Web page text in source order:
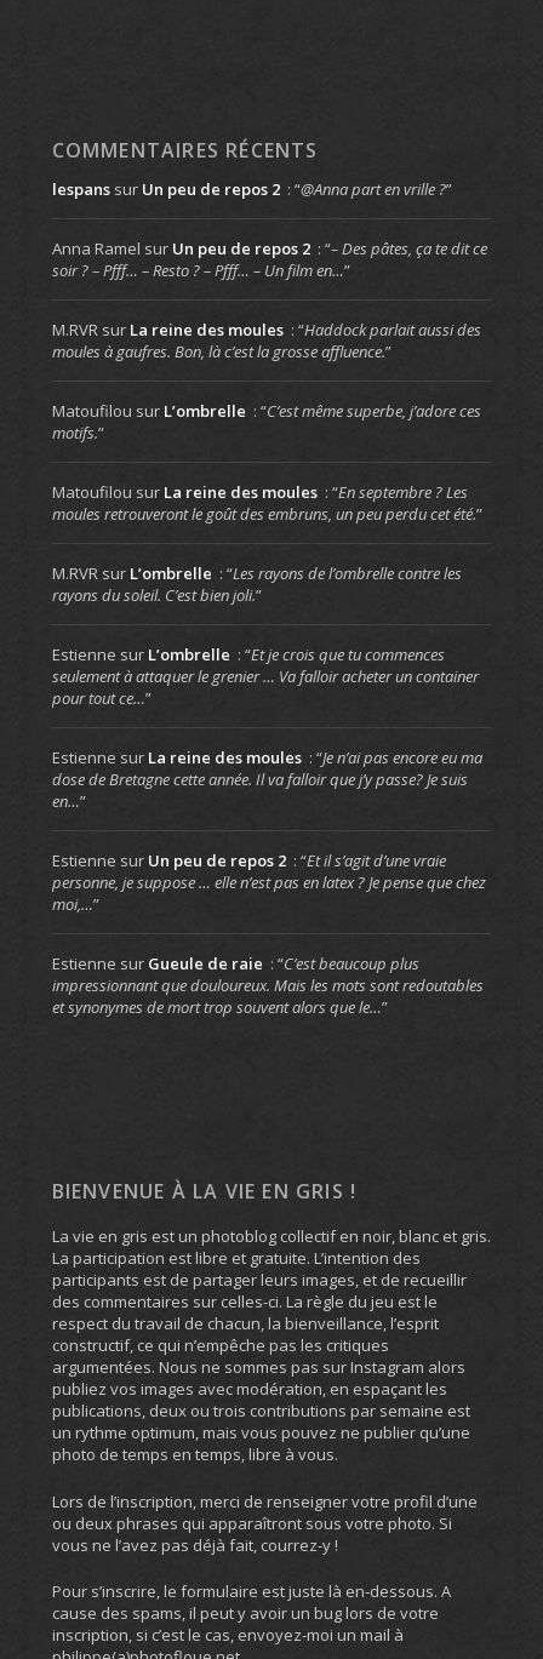
COMMENTAIRES RÉCENTS
lespanssur Un peu de repos 2 : “@Anna part en vrille ?”
Anna Ramel sur Un peu de repos 2 : “– Des pâtes, ça te dit ce
soir ? – Pfff… – Resto ? – Pfff… – Un film en…”
M.RVRsur La reine des moules : “Haddock parlait aussi des
moules à gaufres. Bon, là c’est la grosse affluence.”
Matoufilou sur L’ombrelle : “C’est même superbe, j’adore ces
motifs.”
Matoufilou sur La reine des moules : “En septembre ? Les
moules retrouveront le goût des embruns, un peu perdu cet été.”
M.RVRsur L’ombrelle : “Les rayons de l’ombrelle contre les
rayons du soleil. C’est bien joli.”
Estienne sur L’ombrelle : “Et je crois que tu commences
seulement à attaquer le grenier … Va falloir acheter un container
pour tout ce…”
Estienne sur La reine des moules : “Je n’ai pas encore eu ma
dose de Bretagne cette année. Il va falloir que j’y passe? Je suis
en…”
Estienne sur Un peu de repos 2 : “Et il s’agit d’une vraie
personne, je suppose … elle n’est pas en latex ? Je pense que chez
moi,…”
Estienne sur Gueule de raie : “C’est beaucoup plus
impressionnant que douloureux. Mais les mots sont redoutables
et synonymes de mort trop souvent alors que le…”
BIENVENUE À LA VIE EN GRIS !
La vie en gris est un photoblog collectif en noir, blanc et gris.
La participation est libre et gratuite. L’intention des
participants est de partager leurs images, et de recueillir
des commentaires sur celles-ci. La règle du jeu est le
respect du travail de chacun, la bienveillance, l’esprit
constructif, ce qui n’empêche pas les critiques
argumentées. Nous ne sommes pas sur Instagram alors
publiez vos images avec modération, en espaçant les
publications, deux ou trois contributions par semaine est
un rythme optimum, mais vous pouvez ne publier qu’une
photo de temps en temps, libre à vous.
Lors de l’inscription, merci de renseigner votre profil d’une
ou deux phrases qui apparaîtront sous votre photo. Si
vous ne l’avez pas déjà fait, courrez-y !
Pour s’inscrire, le formulaire est juste là en-dessous. A
cause des spams, il peut y avoir un bug lors de votre
inscription, si c’est le cas, envoyez-moi un mail à